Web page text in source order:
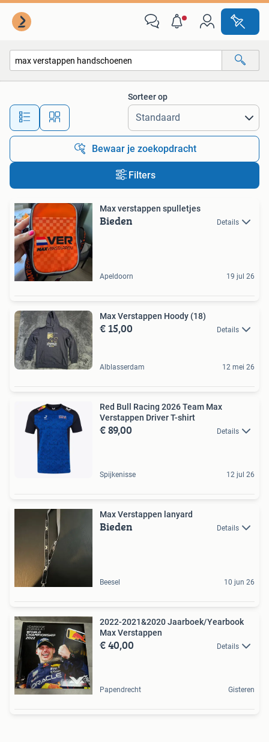
Alle afstanden…
Sorteer op
Bewaar je zoekopdracht
Filters
Max verstappen spulletjes
Bieden Details
Apeldoorn 19 jul 26
Max Verstappen Hoody (18)
€ 15,00 Details
Alblasserdam 12 mei 26
Red Bull Racing 2026 Team Max
Verstappen Driver T-shirt
€ 89,00 Details
Spijkenisse 12 jul 26
Max Verstappen lanyard
Bieden Details
Beesel 10 jun 26
2022-2021&2020 Jaarboek/Yearbook
Max Verstappen
€ 40,00 Details
Papendrecht Gisteren